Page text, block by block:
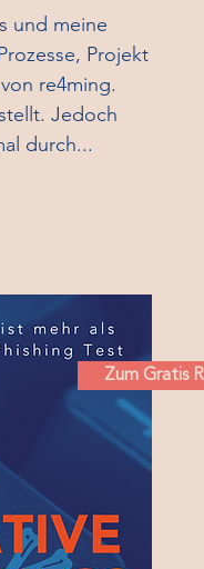
und meine
Projekt
re4ming.
Jedoch
durch...
Zum Gratis